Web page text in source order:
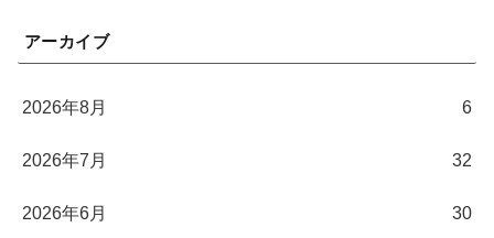
アーカイブ
2026年8月 6
2026年7月 32
2026年6月 30